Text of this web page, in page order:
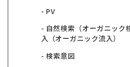
PV
自然検索（オーガニック
入（オーガニック流入）
検索意図